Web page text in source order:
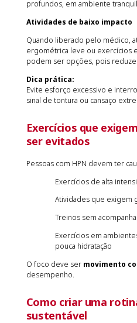
profundos, em ambiente
Atividades de baixo impacto
Quando liberado pelo médico,
ergométrica leve ou exercícios
podem ser opções, pois
Dica prática:
Evite esforço excessivo e
sinal de tontura ou cansaço
Exercícios que
ser evitados
Pessoas com HPN devem ter
Exercícios de alta
Atividades que exigem
Treinos sem
Exercícios em
pouca hidratação
O foco deve ser movimento
desempenho.
Como criar uma
sustentável